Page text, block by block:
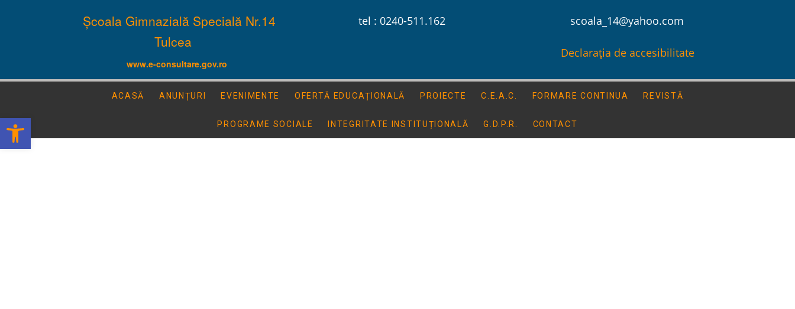
Școala Gimnazială Specială Nr.14
Tulcea
www.e-consultare.gov.ro
tel : 0240-511.162 scoala_14@yahoo.com
Declarația de accesibilitate
ACASĂ ANUNȚURI EVENIMENTE OFERTĂ EDUCAȚIONALĂ PROIECTE C.E.A.C. FORMARE CONTINUA REVISTĂ
PROGRAME SOCIALE INTEGRITATE INSTITUȚIONALĂ G.D.P.R. CONTACT
Deschide bara de unelte